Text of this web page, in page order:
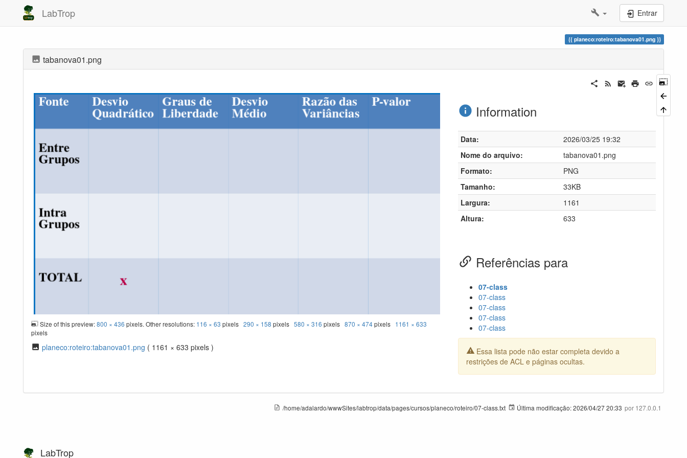
LabTrop Entrar
planeco:roteiro:tabanova01.png
tabanova01.png
Size of this preview:800 × 436 pixels. Other resolutions: 116 × 63 pixels290 × 158 pixels580 × 316 pixels870 × 474pixels 1161 × 633
pixels
planeco:roteiro:tabanova01.png ( 1161 × 633 pixels )
Information
Data:
2026/03/25 19:32
Nome do arquivo:
tabanova01.png
Formato:
PNG
Tamanho:
33KB
Largura:
1161
Altura:
633
Referências para
07-class
07-class
07-class
07-class
07-class
Essa lista pode não estar completa devido a
restrições de ACL e páginas ocultas.
/home/adalardo/wwwSites/labtrop/data/pages/cursos/planeco/roteiro/07-class.txt Última modificação:2026/04/27 20:33 por 127.0.0.1
LabTrop